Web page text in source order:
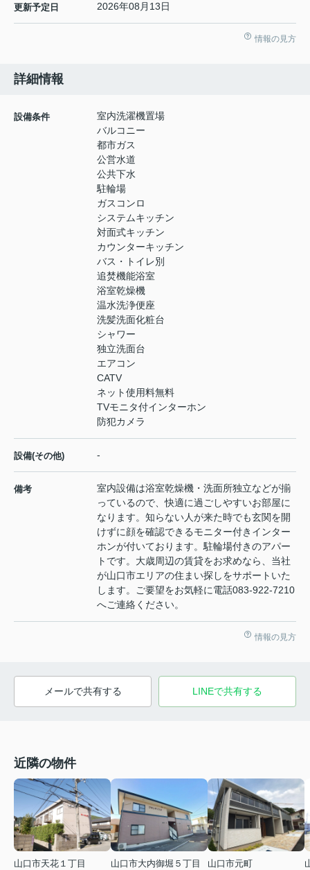
更新予定日 2026年08月13日
情報の見方
詳細情報
設備条件
室内洗濯機置場
バルコニー
都市ガス
公営水道
公共下水
駐輪場
ガスコンロ
システムキッチン
対面式キッチン
カウンターキッチン
バス・トイレ別
追焚機能浴室
浴室乾燥機
温水洗浄便座
洗髪洗面化粧台
シャワー
独立洗面台
エアコン
CATV
ネット使用料無料
TVモニタ付インターホン
防犯カメラ
設備(その他) -
備考
室内設備は浴室乾燥機・洗面所独立などが揃
っているので、快適に過ごしやすいお部屋に
なります。知らない人が来た時でも玄関を開
けずに顔を確認できるモニター付きインター
ホンが付いております。駐輪場付きのアパー
トです。大歳周辺の賃貸をお求めなら、当社
が山口市エリアの住まい探しをサポートいた
します。ご要望をお気軽に電話083-922-7210
へご連絡ください。
情報の見方
メールで共有する LINEで共有する
近隣の物件
山口市天花１丁目
山口市大内御堀５丁目
山口市元町